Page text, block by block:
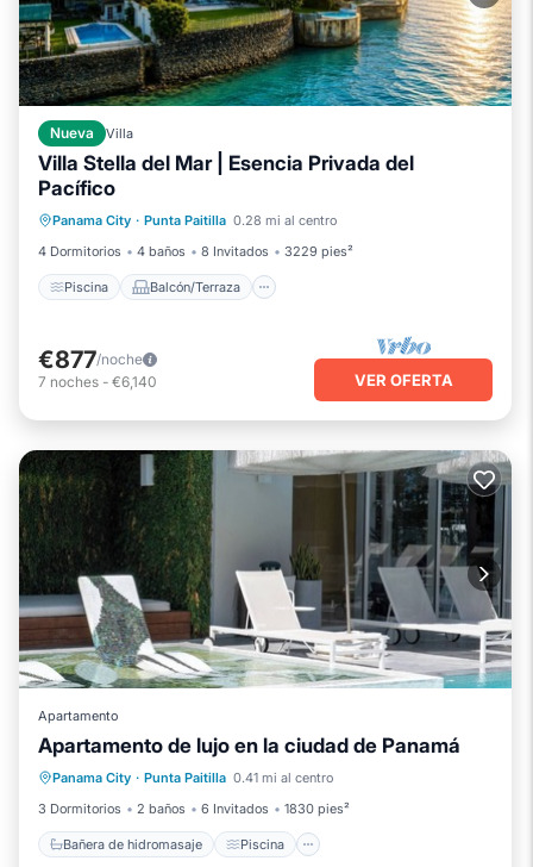
Nueva Villa
Villa Stella del Mar | Esencia Privada del
Pacífico
Panama City · Punta Paitilla 0.28 mi al centro
4 Dormitorios
4 baños 8 Invitados 3229 pies²
Piscina Balcón/Terraza
Aire acondicionado
€877/noche
7 noches - €6,140 VER OFERTA
Apartamento
Apartamento de lujo en la ciudad de Panamá
Panama City · Punta Paitilla 0.41 mi al centro
3 Dormitorios
2 baños 6 Invitados 1830 pies²
Bañera de hidromasaje Piscina
Bañera de hidromasaje Piscina
Spa
Balcón/Terraza